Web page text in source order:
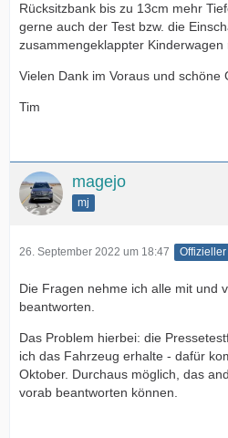
Rücksitzbank bis zu 13cm mehr
gerne auch der Test bzw. die
zusammengeklappter Kinderwagen
Vielen Dank im Voraus und schöne
Tim
magejo
mj
26. September 2022 um 18:47
Die Fragen nehme ich alle mit und
beantworten.
Das Problem hierbei: die
ich das Fahrzeug erhalte - dafür
Oktober. Durchaus möglich, das
vorab beantworten können.